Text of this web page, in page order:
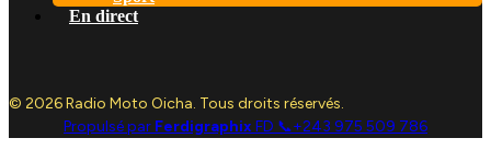
En direct
© 2026 Radio Moto Oicha. Tous droits réservés.
Propulsé par Ferdigraphix FD 📞+243 975 509 786